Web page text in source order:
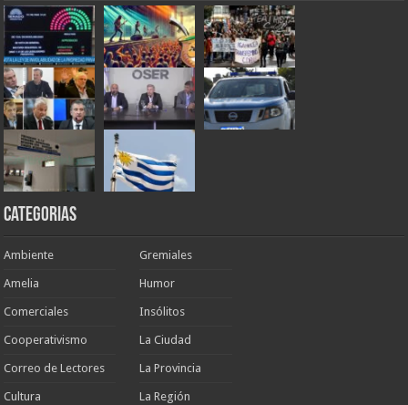
Categorias
Ambiente
Amelia
Comerciales
Cooperativismo
Correo de Lectores
Cultura
Gremiales
Humor
Insólitos
La Ciudad
La Provincia
La Región